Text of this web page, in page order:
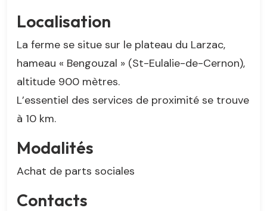
Localisation
La ferme se situe sur le plateau du Larzac,
hameau « Bengouzal » (St-Eulalie-de-Cernon),
altitude 900 mètres.
L’essentiel des services de proximité se trouve
à 10 km.
Modalités
Achat de parts sociales
Contacts